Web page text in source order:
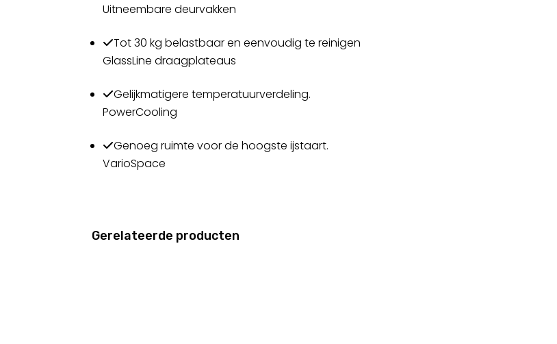
Uitneembare deurvakken
Tot 30 kg belastbaar en eenvoudig te reinigen
GlassLine draagplateaus
Gelijkmatigere temperatuurverdeling.
PowerCooling
Genoeg ruimte voor de hoogste ijstaart.
VarioSpace
Gerelateerde producten